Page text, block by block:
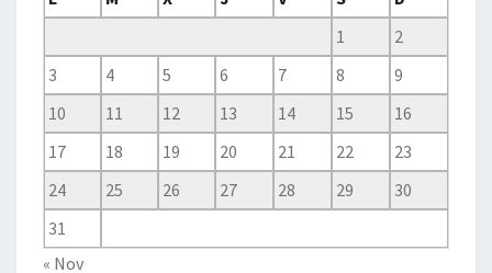
1
2
3
4 5 6 7 8
9
10
11 12 13 14 15
16
17
18 19 20 21 22
23
24
25 26 27 28 29
30
31
« Nov